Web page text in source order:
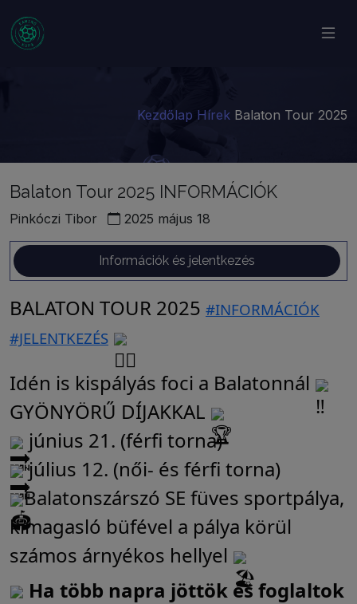
Kezdőlap Hírek Balaton Tour 2025
Balaton Tour 2025 INFORMÁCIÓK
Pinkóczi Tibor 2025 május 18
Információk és jelentkezés
BALATON TOUR 2025 #INFORMÁCIÓK
#JELENTKEZÉS
Idén is kispályás foci a Balatonnál
GYÖNYÖRŰ DÍJAKKAL
június 21. (férfi torna)
július 12. (női- és férfi torna)
Balatonszárszó SE füves sportpálya,
kimagasló büfével a pálya körül
számos árnyékos hellyel
Ha több napra jöttök és foglaltok